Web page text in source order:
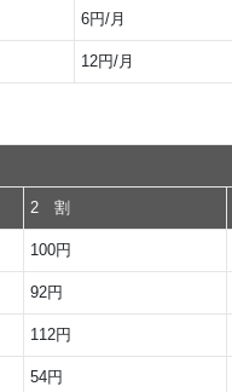
6円/月
12円/月
2 割
100円
92円
112円
54円